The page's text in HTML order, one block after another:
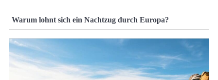
Warum lohnt sich ein Nachtzug durch Europa?